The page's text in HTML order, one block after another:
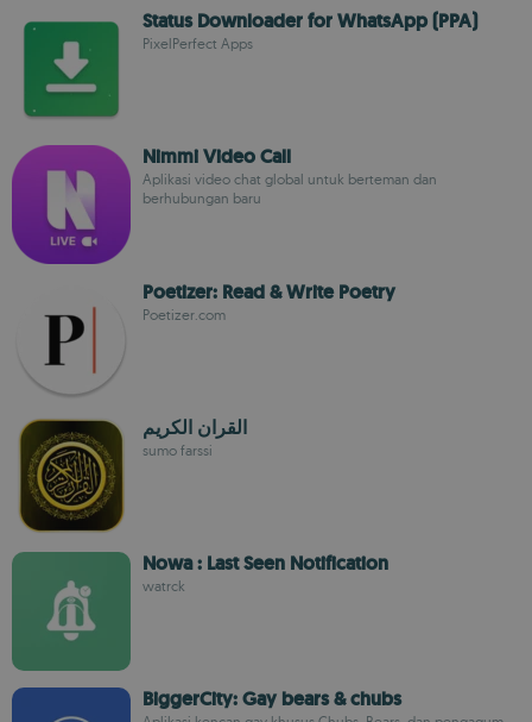
Status Downloader for WhatsApp (PPA)
PixelPerfect Apps
Nimmi Video Call
Aplikasi video chat global untuk berteman dan
berhubungan baru
Poetizer: Read & Write Poetry
Poetizer.com
القران الكريم
sumo farssi
Nowa : Last Seen Notification
watrck
BiggerCity: Gay bears & chubs